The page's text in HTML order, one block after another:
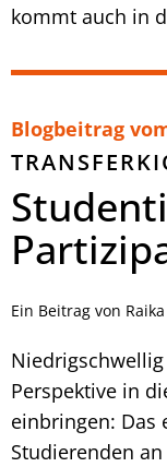
kommt auch in
Blogbeitrag
Ein Beitrag von
Perspektive in
einbringen: Das
Studierenden